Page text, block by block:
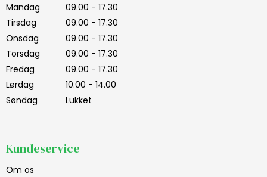
Mandag
09.00 - 17.30
Tirsdag
09.00 - 17.30
Onsdag
09.00 - 17.30
Torsdag
09.00 - 17.30
Fredag
09.00 - 17.30
Lørdag
10.00 - 14.00
Søndag
Lukket
Kundeservice
Om os